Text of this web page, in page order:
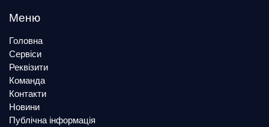
Меню
Головна
Сервіси
Реквізити
Команда
Контакти
Новини
Публічна інформація